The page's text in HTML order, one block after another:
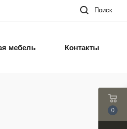
Поиск
мебель Контакты
0